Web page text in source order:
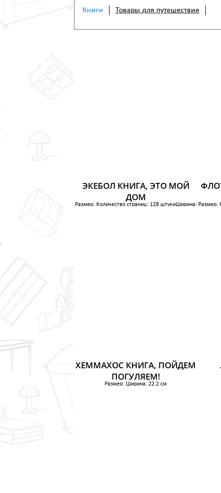
Книги Товары для путешествия
ЭКЕБОЛ КНИГА, ЭТО МОЙ
ДОМ
Размер: Количество страниц: 128 штукиШирина: Размер:
ХЕММАХОС КНИГА, ПОЙДЕМ
ПОГУЛЯЕМ!
Размер: Ширина: 22.2 см